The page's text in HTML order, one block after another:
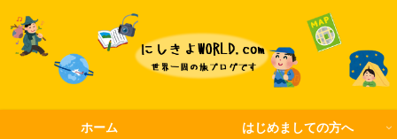
ホーム はじめましての方へ